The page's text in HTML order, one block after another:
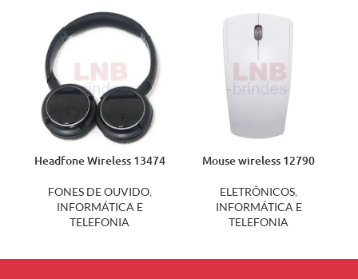
Headfone Wireless 13474
FONES DE OUVIDO,
INFORMÁTICA E
TELEFONIA
Mouse wireless 12790
ELETRÔNICOS,
INFORMÁTICA E
TELEFONIA